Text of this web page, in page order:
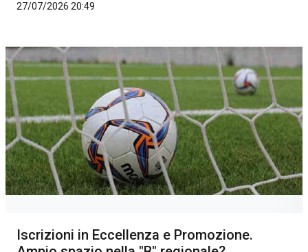
27/07/2026 20:49
Iscrizioni in Eccellenza e Promozione.